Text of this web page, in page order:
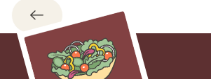
Обратно